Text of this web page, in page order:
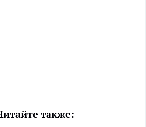
также: